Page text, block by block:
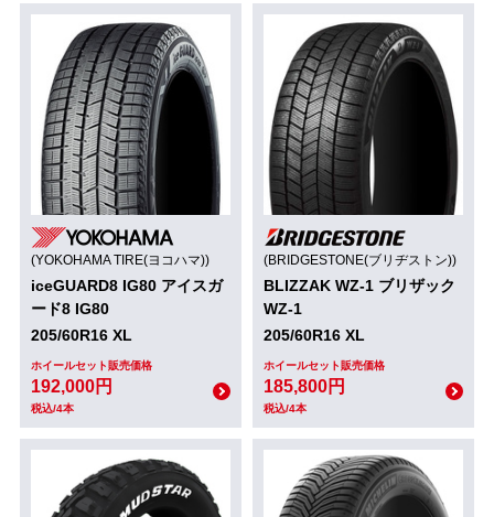
(YOKOHAMA TIRE(ヨコハマ))
iceGUARD8 IG80 アイスガ
ード8 IG80
205/60R16 XL
ホイールセット販売価格
192,000円
税込/4本
(BRIDGESTONE(ブリヂストン))
BLIZZAK WZ-1 ブリザック
WZ-1
205/60R16 XL
ホイールセット販売価格
185,800円
税込/4本